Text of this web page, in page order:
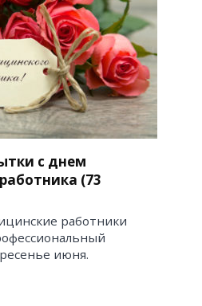
с днем
(73
работники
июня.